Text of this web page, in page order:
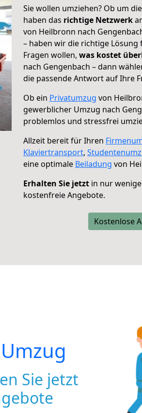
Sie wollen umziehen? Ob um
haben das richtige Netzwerk
von Heilbronn nach
– haben wir die richtige
Fragen wollen, was kostet
nach Gengenbach – dann
die passende Antwort auf Ihre
Ob ein Privatumzug von
gewerblicher Umzug nach
problemlos und stressfrei
Allzeit bereit für Ihren
Klaviertransport,
eine optimale Beiladung von
Erhalten Sie jetzt in nur
kostenfreie Angebote.
Kostenlose
Sie jetzt